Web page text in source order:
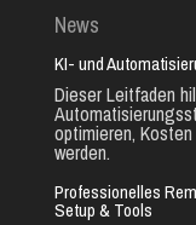
News
KI- und
Dieser Leitfaden
optimieren,
werden.
Professionelles
Setup & Tools